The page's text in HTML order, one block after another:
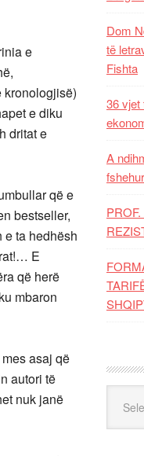
e
kronologjisë)
e diku
dritat e
që e
bestseller,
e ta hedhësh
E
që herë
mbaron
asaj që
autori të
nuk janë
Dom
të
Fishta
36 vjet
A